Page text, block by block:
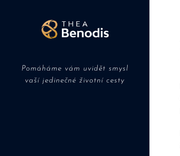
Pomáháme vám uvidět smysl
vaší jedinečné životní cesty